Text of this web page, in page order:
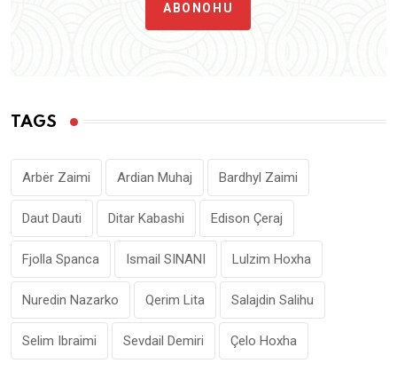
ABONOHU
TAGS
Arbër Zaimi Ardian Muhaj Bardhyl Zaimi
Daut Dauti Ditar Kabashi Edison Çeraj
Fjolla Spanca Ismail SINANI Lulzim Hoxha
Nuredin Nazarko Qerim Lita Salajdin Salihu
Selim Ibraimi Sevdail Demiri Çelo Hoxha